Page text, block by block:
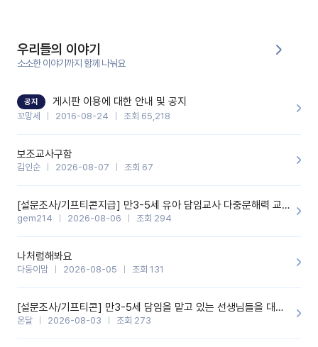
을 많이 하는데,꼬망봇 덕분에 고민하는 시간을 줄이고 학부모님을
안심시킬 수 있었습니다.이 부분은 꼬망봇이 추가로 알려준 응대 tip
입니다.학부모님께 전화를 드리기 전에, 내용을 숙지하여 좀 더 전문
성 있는 교사가 되어 대화를 나눌 수 있었습니다.꼬망세 AI학부모 응
기능을 개발해 주셔서 감사합니다.
우리들의 이야기
소소한 이야기까지 함께 나눠요
공지 게시판 이용에 대한 안내 및 공지
꼬망세 2016-08-24 조회 65,218
보조교사구함
김인순 2026-08-07 조회 67
[설문조사/기프티콘지급] 만3-5세 유아 담임교사 다중문해력 교육 증진을 위한 설문조사
gem214 2026-08-06 조회 294
나처럼해봐요
다둥이맘 2026-08-05 조회 131
[설문조사/기프티콘] 만3-5세 담임을 맡고 있는 선생님들을 대상으로 설문조사를 합니다!
온달 2026-08-03 조회 273